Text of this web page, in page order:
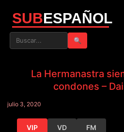
SUBESPAÑOL
🔍
La Hermanastra
condones –
julio 3, 2020
VIP VD FM